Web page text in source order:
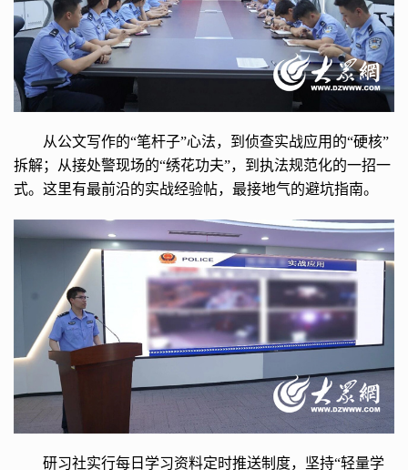
从公文写作的“笔杆子”心法，到侦查实战应用的“硬核”
拆解；从接处警现场的“绣花功夫”，到执法规范化的一招一
式。这里有最前沿的实战经验帖，最接地气的避坑指南。
研习社实行每日学习资料定时推送制度，坚持“轻量学